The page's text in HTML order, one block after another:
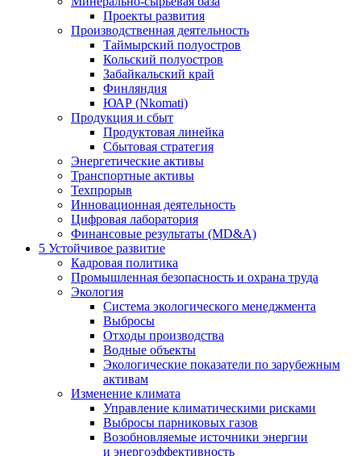
Проекты развития
Производственная деятельность
Таймырский полуостров
Кольский полуостров
Забайкальский край
Финляндия
ЮАР (Nkomati)
Продукция и сбыт
Продуктовая линейка
Сбытовая стратегия
Энергетические активы
Транспортные активы
Техпрорыв
Инновационная деятельность
Цифровая лаборатория
Финансовые результаты (MD&A)
5 Устойчивое развитие
Кадровая политика
Промышленная безопасность и охрана труда
Экология
Система экологического менеджмента
Выбросы
Отходы производства
Водные объекты
Экологические показатели по зарубежным
активам
Изменение климата
Управление климатическими рисками
Выбросы парниковых газов
Возобновляемые источники энергии
и энергоэффективность